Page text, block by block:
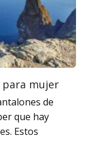
para mujer
de
que hay
Estos